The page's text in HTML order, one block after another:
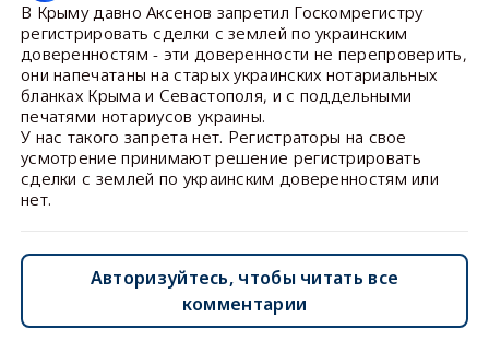
В Крыму давно Аксенов запретил Госкомрегистру
регистрировать сделки с землей по украинским
доверенностям - эти доверенности не перепроверить,
они напечатаны на старых украинских нотариальных
бланках Крыма и Севастополя, и с поддельными
печатями нотариусов украины.
У нас такого запрета нет. Регистраторы на свое
усмотрение принимают решение регистрировать
сделки с землей по украинским доверенностям или
нет.
Авторизуйтесь, чтобы читать все
комментарии